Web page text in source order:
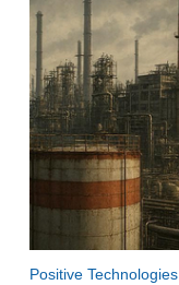
Positive Technologies